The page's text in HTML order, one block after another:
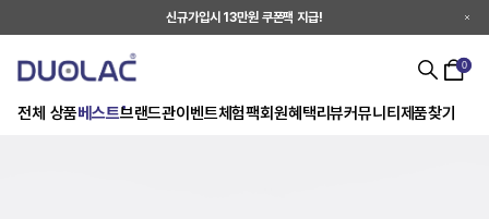
신규가입시 13만원 쿠폰팩 지급!
전체 상품베스트브랜드관이벤트체험팩회원혜택리뷰커뮤니티 제품찾기
0